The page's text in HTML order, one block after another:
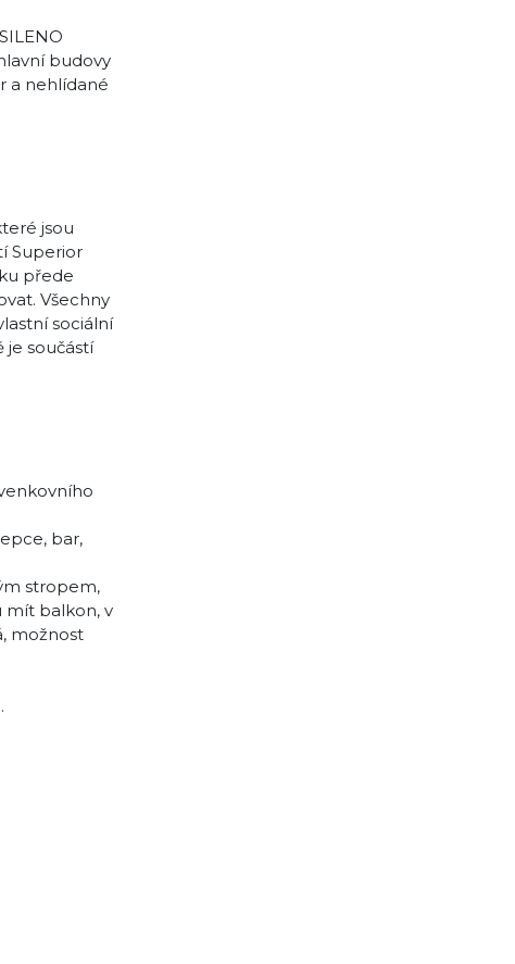
budovy
a nehlídané
jsou
Superior
přede
Všechny
sociální
je součástí
bar,
stropem,
mít balkon, v
možnost